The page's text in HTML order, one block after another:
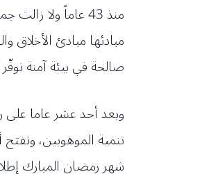
منذ 43 عاماً ولا
مبادئها مبادئ الأخلاق
صالحة في بيئة آمنة
وبعد أحد عشر عاما
تنمية الموهوبين، وتفتح
شهر رمضان المبارك